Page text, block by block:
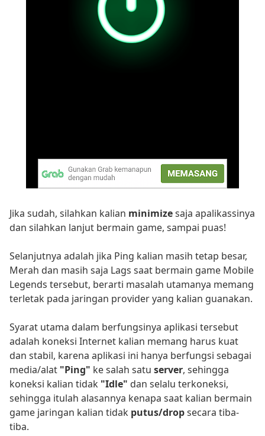
Jika sudah, silahkan kalian minimizesaja apalikassinya
dan silahkan lanjut bermain game, sampai puas!
Selanjutnya adalah jika Ping kalian masih tetap besar,
Merah dan masih saja Lags saat bermain game Mobile
Legends tersebut, berarti masalah utamanya memang
terletak pada jaringan provider yang kalian guanakan.
Syarat utama dalam berfungsinya aplikasi tersebut
adalah koneksi Internet kalian memang harus kuat
dan stabil, karena aplikasi ini hanya berfungsi sebagai
media/alat "Ping" ke salah satu server, sehingga
koneksi kalian tidak "Idle" dan selalu terkoneksi,
sehingga itulah alasannya kenapa saat kalian bermain
game jaringan kalian tidak putus/dropsecara tiba-
tiba.